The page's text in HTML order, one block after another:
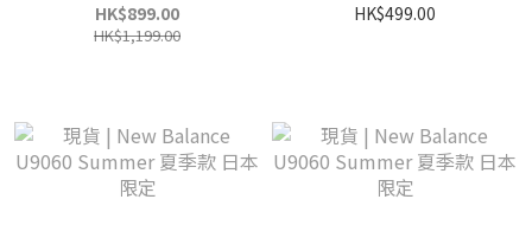
HK$899.00
HK$1,199.00
HK$499.00